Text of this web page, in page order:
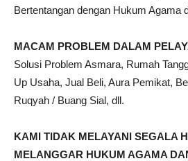
Bertentangan dengan Hukum Agama
MACAM PROBLEM DALAM
Solusi Problem Asmara, Rumah
Up Usaha, Jual Beli, Aura Pemikat,
Ruqyah / Buang Sial, dll.
KAMI TIDAK MELAYANI SEGALA
MELANGGAR HUKUM AGAMA